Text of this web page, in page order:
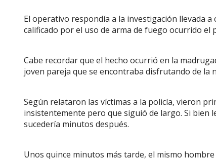
El operativo respondía a la investigación llevada
calificado por el uso de arma de fuego ocurrido el
Cabe recordar que el hecho ocurrió en la
joven pareja que se encontraba disfrutando de la
Según relataron las víctimas a la policía, vieron
insistentemente pero que siguió de largo. Si bien
sucedería minutos después.
Unos quince minutos más tarde, el mismo